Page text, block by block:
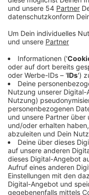
Damit reagiert die
Saison. Denn oft
Virus einen
aus zwei Stufen:
Patient an Covid19
ein noch genaueres
ein zweiter Test
spezielles
Viren und Bakterien
können die
ein Ergebnis
eine Isolation